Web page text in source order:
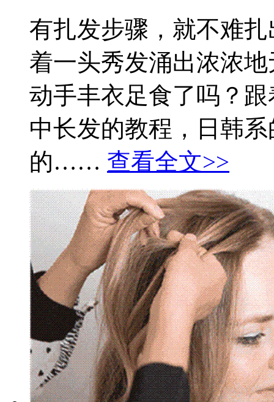
有扎发步骤，就不难
着一头秀发涌出浓浓
动手丰衣足食了吗？
中长发的教程，日韩
的…… 查看全文>>